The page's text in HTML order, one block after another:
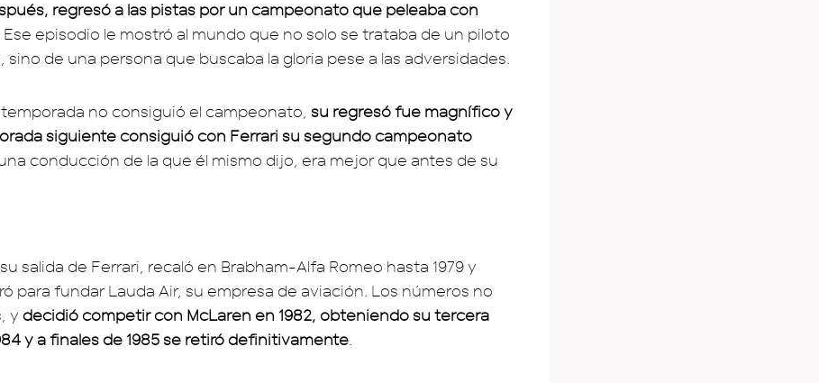
regresó a las pistas por un campeonato que peleaba con
Ese episodio le mostró al mundo que no solo se trataba de un piloto
sino de una persona que buscaba la gloria pese a las adversidades.
no consiguió el campeonato, su regresó fue magnífico y
siguiente consiguió con Ferrari su segundo campeonato
una conducción de la que él mismo dijo, era mejor que antes de su
salida de Ferrari, recaló en Brabham-Alfa Romeo hasta 1979 y
para fundar Lauda Air, su empresa de aviación. Los números no
y decidió competir con McLaren en 1982, obteniendo su tercera
y a finales de 1985 se retiró definitivamente